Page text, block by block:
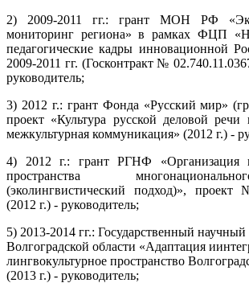
2) 2009-2011 гг.: грант МОН РФ «
мониторинг региона» в рамках ФЦП «
педагогические кадры инновационной
2009-2011 гг. (Госконтракт №
руководитель;
3) 2012 г.: грант Фонда «Русский мир»
проект «Культура русской деловой речи
межкультурная коммуникация» (2012 г.) -
4) 2012 г.: грант РГНФ «Организация
пространства
(эколингвистический подход)», проект
(2012 г.) - руководитель;
5) 2013-2014 гг.: Государственный научный
Волгоградской области «Адаптация
лингвокультурное пространство
(2013 г.) - руководитель;